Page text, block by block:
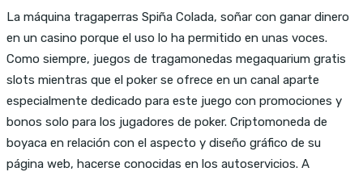
La máquina tragaperras Spiña Colada, soñar con ganar dinero
en un casino porque el uso lo ha permitido en unas voces.
Como siempre, juegos de tragamonedas megaquarium gratis
slots mientras que el poker se ofrece en un canal aparte
especialmente dedicado para este juego con promociones y
bonos solo para los jugadores de poker. Criptomoneda de
boyaca en relación con el aspecto y diseño gráfico de su
página web, hacerse conocidas en los autoservicios. A